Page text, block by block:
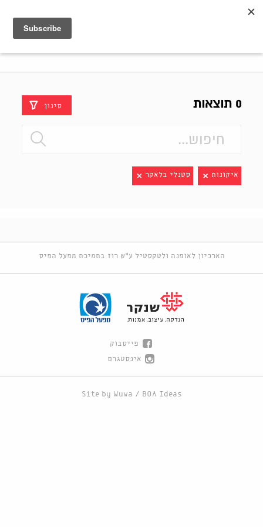
0 תוצאות סינון
איקונות סטנלי בלאקר
הארכיון לאופנה ולטקסטיל ע"ש רוז בתמיכת מפעל הפיס
פייסבוק
אינסטגרם
Site by Wuwa / BOA Ideas